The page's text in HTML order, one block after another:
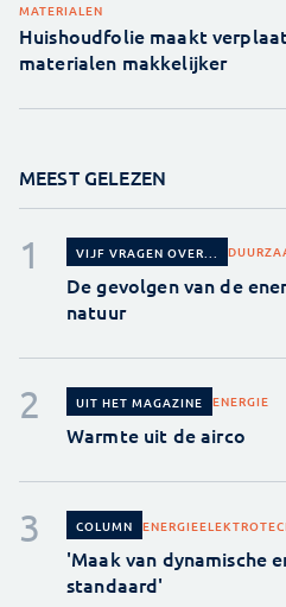
MATERIALEN
Huishoudfolie maakt
materialen makkelijker
MEEST GELEZEN
VIJF VRAGEN OVER...
De gevolgen van de
natuur
UIT HET MAGAZINE ENERGIE
Warmte uit de airco
COLUMN ENERGIE
'Maak van dynamische
standaard'